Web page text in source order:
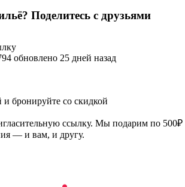
Поделитесь с друзьями
обновлено 25 дней назад
бронируйте со скидкой
ссылку. Мы подарим по 500₽
— и вам, и другу.